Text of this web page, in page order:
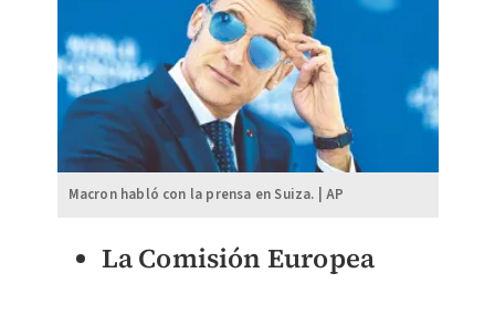
Macron habló con la prensa en Suiza. | AP
La Comisión Europea